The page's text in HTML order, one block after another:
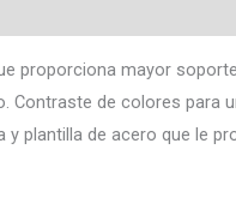
proporciona mayor
Contraste de colores para
y plantilla de acero que le